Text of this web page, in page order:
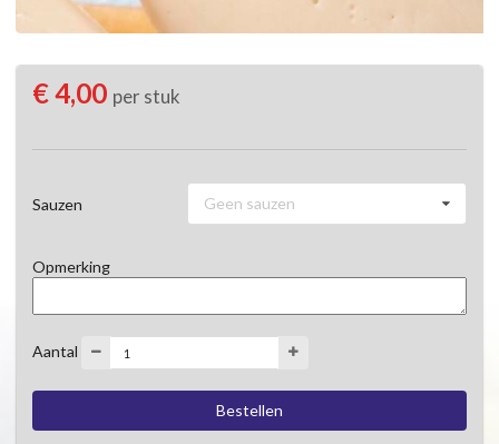
€ 4,00 per stuk
Sauzen Geen sauzen
Opmerking
Aantal